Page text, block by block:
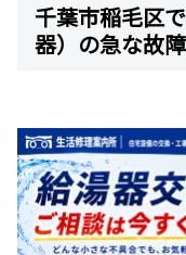
千葉市稲毛区
器）の急な故